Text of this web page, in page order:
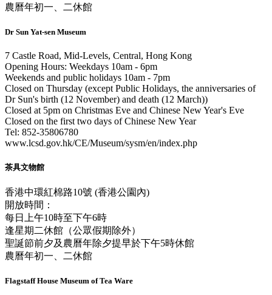
農曆年初一、二休館
Dr Sun Yat-sen Museum
7 Castle Road, Mid-Levels, Central, Hong Kong
Opening Hours: Weekdays 10am - 6pm
Weekends and public holidays 10am - 7pm
Closed on Thursday (except Public Holidays, the anniversaries of
Dr Sun's birth (12 November) and death (12 March))
Closed at 5pm on Christmas Eve and Chinese New Year's Eve
Closed on the first two days of Chinese New Year
Tel: 852-35806780
www.lcsd.gov.hk/CE/Museum/sysm/en/index.php
茶具文物館
香港中環紅棉路10號 (香港公園內)
開放時間：
每日上午10時至下午6時
逢星期二休館（公眾假期除外）
聖誕節前夕及農曆年除夕提早於下午5時休館
農曆年初一、二休館
Flagstaff House Museum of Tea Ware